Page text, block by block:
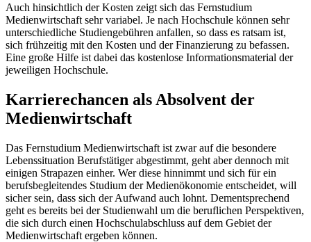
Auch hinsichtlich der Kosten zeigt sich das Fernstudium
Medienwirtschaft sehr variabel. Je nach Hochschule können sehr
unterschiedliche Studiengebühren anfallen, so dass es ratsam ist,
sich frühzeitig mit den Kosten und der Finanzierung zu befassen.
Eine große Hilfe ist dabei das kostenlose Informationsmaterial der
jeweiligen Hochschule.
Karrierechancen als Absolvent der
Medienwirtschaft
Das Fernstudium Medienwirtschaft ist zwar auf die besondere
Lebenssituation Berufstätiger abgestimmt, geht aber dennoch mit
einigen Strapazen einher. Wer diese hinnimmt und sich für ein
berufsbegleitendes Studium der Medienökonomie entscheidet, will
sicher sein, dass sich der Aufwand auch lohnt. Dementsprechend
geht es bereits bei der Studienwahl um die beruflichen Perspektiven,
die sich durch einen Hochschulabschluss auf dem Gebiet der
Medienwirtschaft ergeben können.